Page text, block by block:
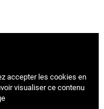
accepter les cookies en
visualiser ce contenu